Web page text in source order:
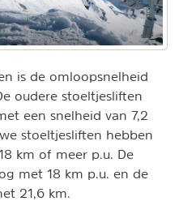
is de omloopsnelheid
oudere stoeltjesliften
een snelheid van 7,2
stoeltjesliften hebben
km of meer p.u. De
met 18 km p.u. en de
21,6 km.